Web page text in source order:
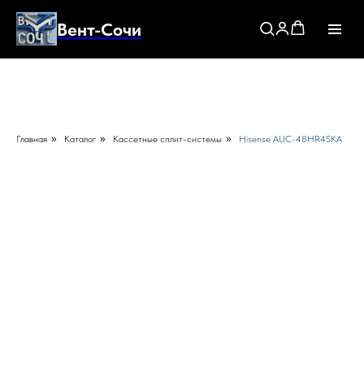
Вент-Сочи
Главная » Каталог » Кассетные сплит-системы » Hisense AUC-48HR4SKA